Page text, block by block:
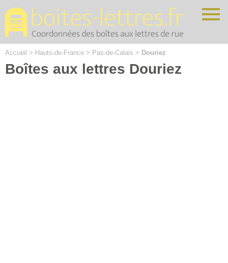
Accueil > Hauts-de-France > Pas-de-Calais > Douriez
Boîtes aux lettres Douriez